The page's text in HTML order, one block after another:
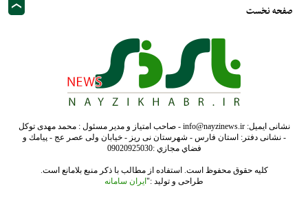
صفحه نخست
نشانی ایمیل: info@nayzinews.ir - صاحب امتیاز و مدیر مسئول : محمد مهدی توکل
- نشانی دفتر: استان فارس - شهرستان نی ریز - خیابان ولی عصر عج - پيامك و
فضاي مجازي :09020925030
کلیه حقوق محفوظ است. استفاده از مطالب با ذکر منبع بلامانع است.
طراحی و تولید :" ایران سامانه